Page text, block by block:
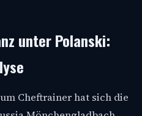
unter Polanski:
Cheftrainer hat sich die